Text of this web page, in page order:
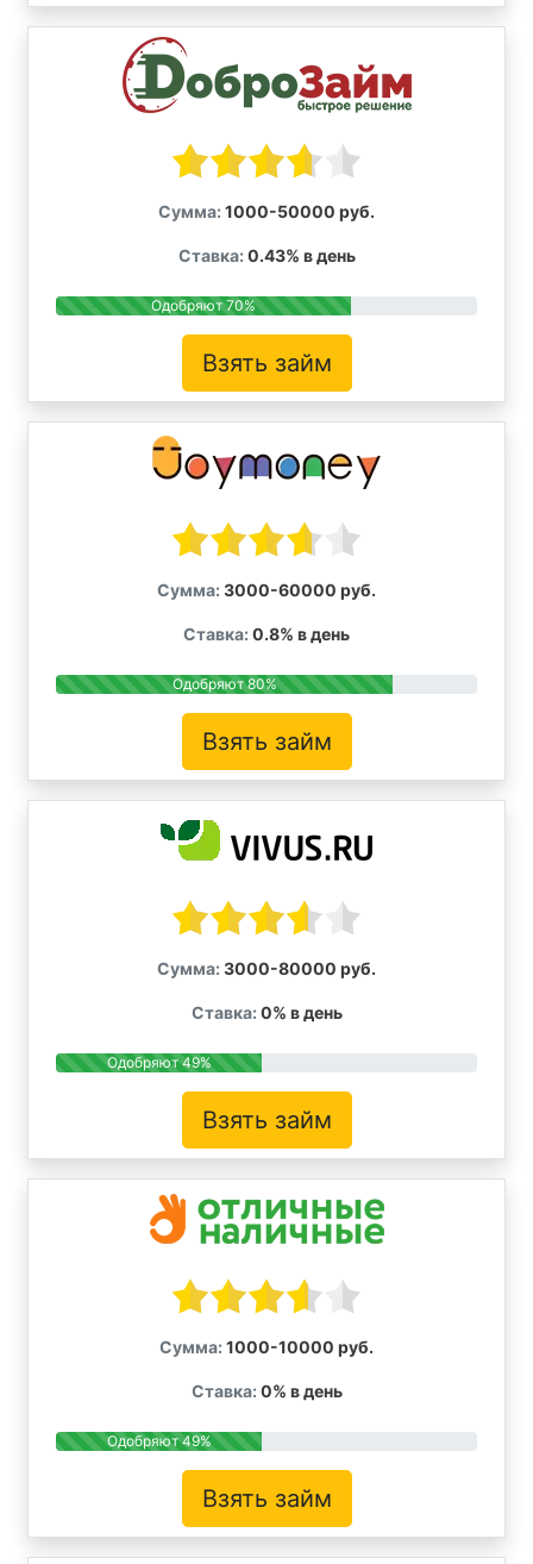
Сумма: 1000-50000 руб.
Ставка: 0.43% в день
Одобряют 70%
Взять займ
Сумма: 3000-60000 руб.
Ставка: 0.8% в день
Одобряют 80%
Взять займ
Сумма: 3000-80000 руб.
Ставка: 0% в день
Одобряют 49%
Взять займ
Сумма: 1000-10000 руб.
Ставка: 0% в день
Одобряют 49%
Взять займ